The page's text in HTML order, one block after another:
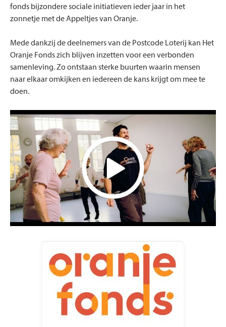
fonds bijzondere sociale initiatieven ieder jaar in het
zonnetje met de Appeltjes van Oranje.
Mede dankzij de deelnemers van de Postcode Loterij kan Het
Oranje Fonds zich blijven inzetten voor een verbonden
samenleving. Zo ontstaan sterke buurten waarin mensen
naar elkaar omkijken en iedereen de kans krijgt om mee te
doen.